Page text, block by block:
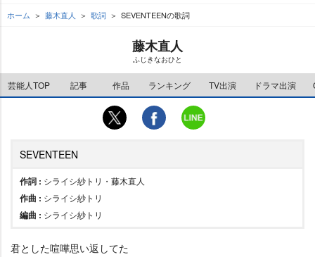
ホーム 藤木直人 歌詞 SEVENTEENの歌詞
藤木直人
ふじきなおひと
芸能人TOP 記事 作品 ランキング TV出演 ドラマ出演
SEVENTEEN
作詞 : シライシ紗トリ・藤木直人
作曲 : シライシ紗トリ
編曲 : シライシ紗トリ
君とした喧嘩思い返してた